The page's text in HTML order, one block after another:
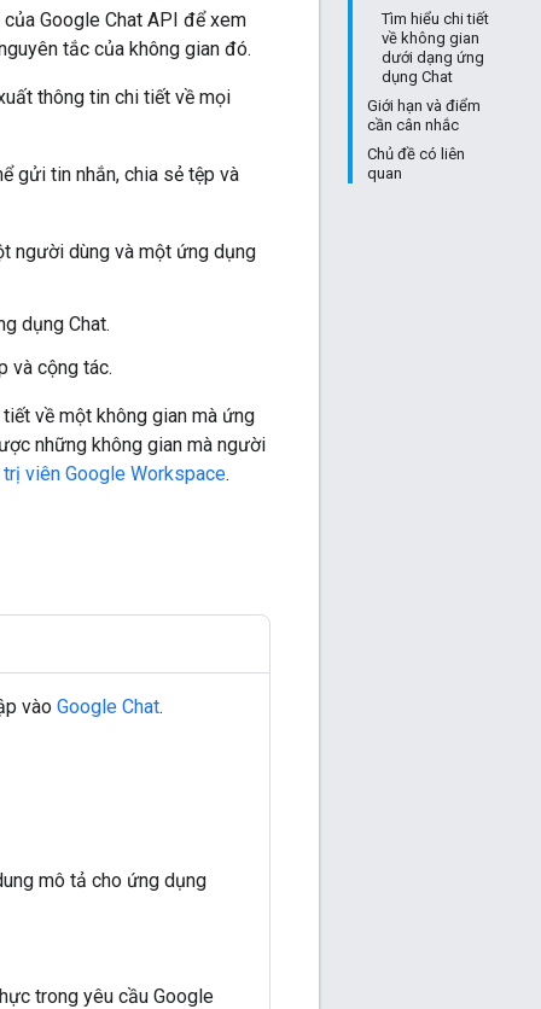
Tìm hiểu chi tiết
về không gian
dưới dạng ứng
dụng Chat
Giới hạn và điểm
cần cân nhắc
Chủ đề có liên
quan
của Google Chat API để xem
tắc của không gian đó.
thông tin chi tiết về mọi
gửi tin nhắn, chia sẻ tệp và
người dùng và một ứng dụng
dụng Chat.
và cộng tác.
về một không gian mà ứng
những không gian mà người
trị viên Google Workspace.
vào Google Chat.
mô tả cho ứng dụng
trong yêu cầu Google